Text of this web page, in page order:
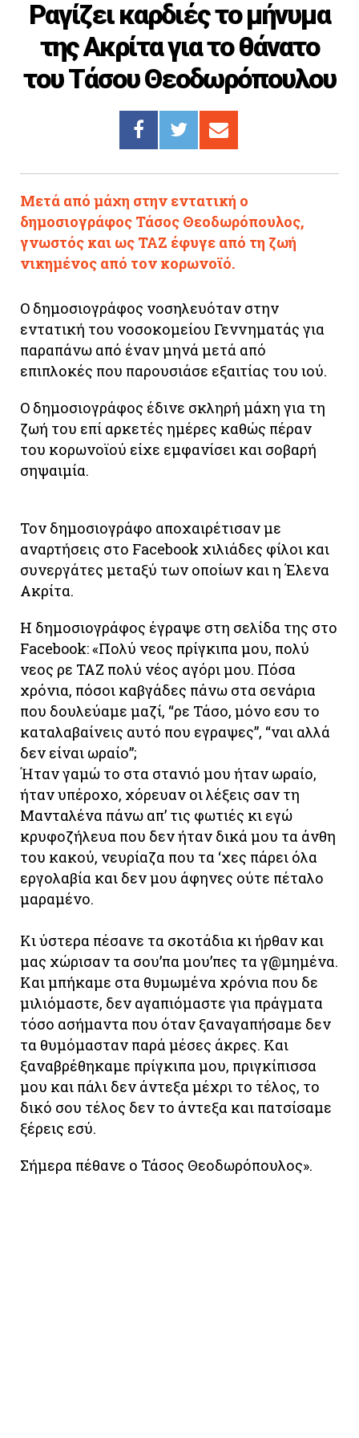
ΣΥΝΔΕΣΜΟΙ
Tv
Ραγίζει καρδιές το μήνυμα
της Ακρίτα για το θάνατο
του Τάσου Θεοδωρόπουλου
Μετά από μάχη στην εντατική ο
δημοσιογράφος Τάσος Θεοδωρόπουλος,
γνωστός και ως TAZ έφυγε από τη ζωή
νικημένος από τον κορωνοϊό.
Ο δημοσιογράφος νοσηλευόταν στην
εντατική του νοσοκομείου Γεννηματάς για
παραπάνω από έναν μηνά μετά από
επιπλοκές που παρουσιάσε εξαιτίας του ιού.
Ο δημοσιογράφος έδινε σκληρή μάχη για τη
ζωή του επί αρκετές ημέρες καθώς πέραν
του κορωνοϊού είχε εμφανίσει και σοβαρή
σηψαιμία.
Τον δημοσιογράφο αποχαιρέτισαν με
αναρτήσεις στο Facebook χιλιάδες φίλοι και
συνεργάτες μεταξύ των οποίων και η Έλενα
Ακρίτα.
Η δημοσιογράφος έγραψε στη σελίδα της στο
Facebook: «Πολύ νεος πρίγκιπα μου, πολύ
νεος ρε ΤΑΖ πολύ νέος αγόρι μου. Πόσα
χρόνια, πόσοι καβγάδες πάνω στα σενάρια
που δουλεύαμε μαζί, “ρε Τάσο, μόνο εσυ το
καταλαβαίνεις αυτό που εγραψες”, “ναι αλλά
δεν είναι ωραίο”;
Ήταν γαμώ το στα στανιό μου ήταν ωραίο,
ήταν υπέροχο, χόρευαν οι λέξεις σαν τη
Μανταλένα πάνω απ’ τις φωτιές κι εγώ
κρυφοζήλευα που δεν ήταν δικά μου τα άνθη
του κακού, νευρίαζα που τα ‘χες πάρει όλα
εργολαβία και δεν μου άφηνες ούτε πέταλο
μαραμένο.
Κι ύστερα πέσανε τα σκοτάδια κι ήρθαν και
μας χώρισαν τα σου’πα μου’πες τα γ@μημένα.
Και μπήκαμε στα θυμωμένα χρόνια που δε
μιλιόμαστε, δεν αγαπιόμαστε για πράγματα
τόσο ασήμαντα που όταν ξαναγαπήσαμε δεν
τα θυμόμασταν παρά μέσες άκρες. Και
ξαναβρέθηκαμε πρίγκιπα μου, πριγκίπισσα
μου και πάλι δεν άντεξα μέχρι το τέλος, το
δικό σου τέλος δεν το άντεξα και πατσίσαμε
ξέρεις εσύ.
Σήμερα πέθανε ο Τάσος Θεοδωρόπουλος».